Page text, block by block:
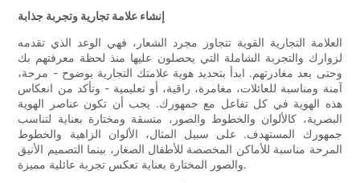
إنشاء علامة تجارية وتجربة جذابة
العلامة التجارية القوية تتجاوز مجرد الشعار، فهي الوعد الذي تقدمه
لزوارك والتجربة الشاملة التي يحصلون عليها منذ لحظة معرفتهم بك
وحتى بعد مغادرتهم. ابدأ بتحديد هوية علامتك التجارية بوضوح - مرحة،
آمنة ومناسبة للعائلات، مغامرة، راقية، أو تعليمية - وتأكد من انعكاس
هذه الهوية في كل تفاعل مع جمهورك. يجب أن تكون عناصر الهوية
البصرية، كالألوان والخطوط والصور، متسقة ومختارة بعناية لتناسب
جمهورك المستهدف. على سبيل المثال، الألوان الزاهية والخطوط
المرحة مناسبة للأماكن المخصصة للأطفال الصغار، بينما التصميم الأنيق
والصور المختارة بعناية تعكس تجربة عائلية مميزة.